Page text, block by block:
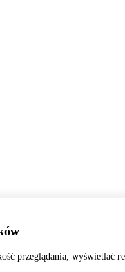
przeglądania, wyświetlać